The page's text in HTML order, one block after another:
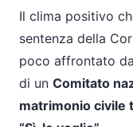
Il clima positivo
sentenza della
poco affrontato
di un Comitato
matrimonio civile